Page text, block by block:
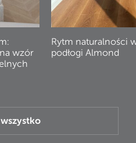
wzór
Rytm naturalności
podłogi Almond